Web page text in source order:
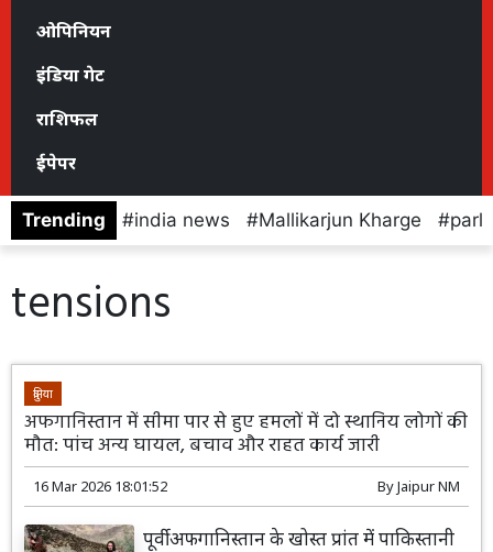
ओपिनियन
इंडिया गेट
राशिफल
ईपेपर
Trending india news Mallikarjun Kharge
tensions
दुनिया
अफगानिस्तान में सीमा पार से हुए हमलों में दो स्थानिय लोगों की
मौत: पांच अन्य घायल, बचाव और राहत कार्य जारी
16 Mar 2026 18:01:52 ByJaipur NM
पूर्वी अफगानिस्तान के खोस्त प्रांत में पाकिस्तानी